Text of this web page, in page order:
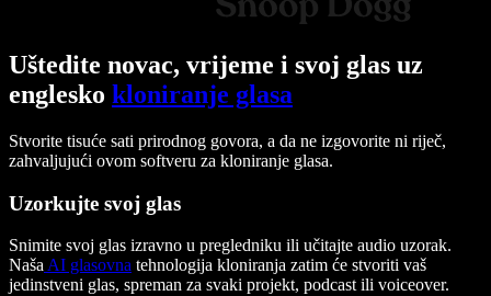
Uštedite novac, vrijeme i svoj glas uz
englesko kloniranje glasa
Stvorite tisuće sati prirodnog govora, a da ne izgovorite ni riječ,
zahvaljujući ovom softveru za kloniranje glasa.
Uzorkujte svoj glas
Snimite svoj glas izravno u pregledniku ili učitajte audio uzorak.
NašaAI glasovna tehnologija kloniranja zatim će stvoriti vaš
jedinstveni glas, spreman za svaki projekt, podcast ili voiceover.